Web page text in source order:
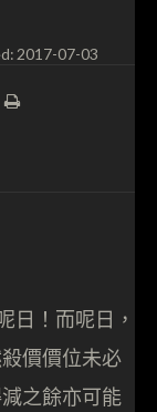
2017-07-03
！而呢日，
價價位未必
之餘亦可能